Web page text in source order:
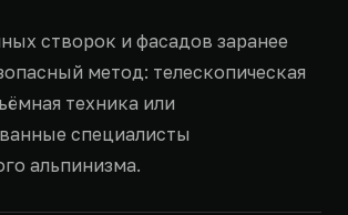
створок и фасадов заранее
метод: телескопическая
техника или
специалисты
альпинизма.